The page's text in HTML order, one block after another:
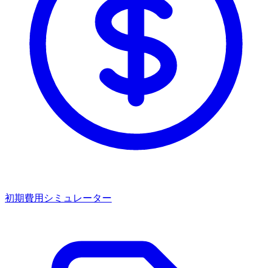
初期費用シミュレーター